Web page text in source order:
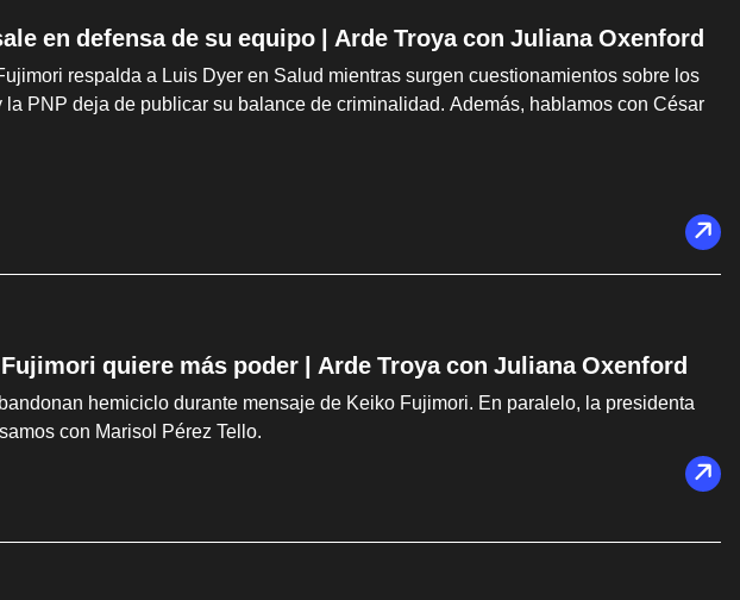
en defensa de su equipo | Arde Troya con Juliana Oxenford
respalda a Luis Dyer en Salud mientras surgen cuestionamientos sobre los
PNP deja de publicar su balance de criminalidad. Además, hablamos con César
quiere más poder | Arde Troya con Juliana Oxenford
hemiciclo durante mensaje de Keiko Fujimori. En paralelo, la presidenta
con Marisol Pérez Tello.